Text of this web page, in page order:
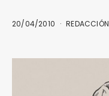
20/04/2010 REDACCIÓN